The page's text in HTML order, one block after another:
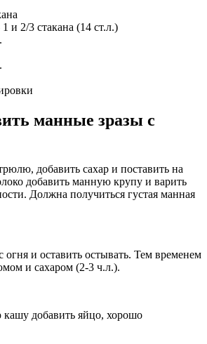
и 2/3 стакана (14 ст.л.)
манные зразы с
добавить сахар и поставить на
добавить манную крупу и варить
Должна получиться густая манная
и оставить остывать. Тем временем
и сахаром (2-3 ч.л.).
добавить яйцо, хорошо